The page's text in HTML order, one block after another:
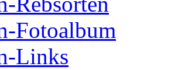
Fotoalbum
Links